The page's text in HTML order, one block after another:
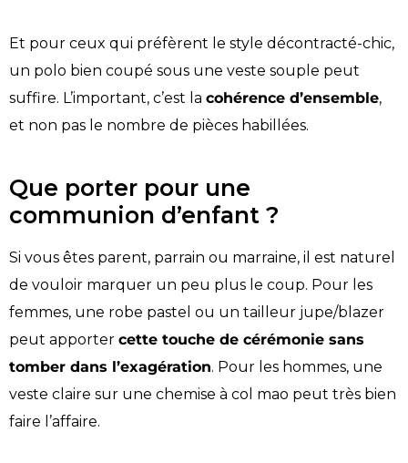
Et pour ceux qui préfèrent le style décontracté-chic,
un polo bien coupé sous une veste souple peut
suffire. L’important, c’est la cohérence d’ensemble,
et non pas le nombre de pièces habillées.
Que porter pour une
communion d’enfant ?
Si vous êtes parent, parrain ou marraine, il est naturel
de vouloir marquer un peu plus le coup. Pour les
femmes, une robe pastel ou un tailleur jupe/blazer
peut apporter cette touche de cérémonie sans
tomber dans l’exagération. Pour les hommes, une
veste claire sur une chemise à col mao peut très bien
faire l’affaire.